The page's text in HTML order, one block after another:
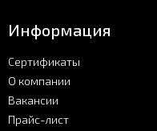
Информация
Сертификаты
О компании
Вакансии
Прайс-лист